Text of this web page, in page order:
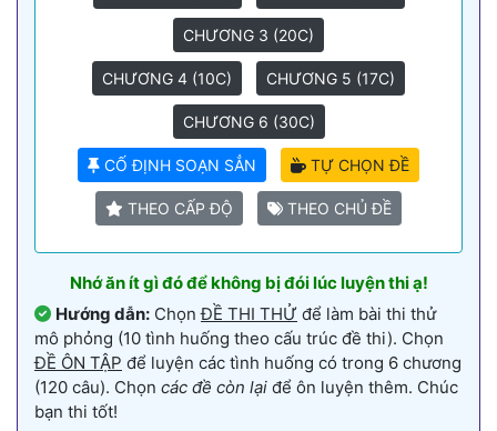
CHƯƠNG 3 (20C)
CHƯƠNG 4 (10C) CHƯƠNG 5 (17C)
CHƯƠNG 6 (30C)
CỐ ĐỊNH SOẠN SẲN TỰ CHỌN ĐỀ
THEO CẤP ĐỘ THEO CHỦ ĐỀ
Nhớ ăn ít gì đó để không bị đói lúc luyện thi ạ!
Hướng dẫn: ChọnĐỀ THI THỬ để làm bài thi thử
mô phỏng (10 tình huống theo cấu trúc đề thi). Chọn
ĐỀ ÔN TẬP để luyện các tình huống có trong 6 chương
(120 câu). Chọn các đề còn lại để ôn luyện thêm. Chúc
bạn thi tốt!